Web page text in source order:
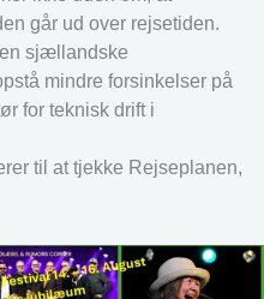
går ud over rejsetiden.
sjællandske
mindre forsinkelser på
for teknisk drift i
til at tjekke Rejseplanen,